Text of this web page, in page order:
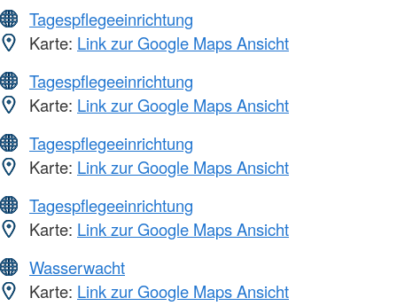
Tagespflegeeinrichtung
Karte: Link zur Google Maps Ansicht
Tagespflegeeinrichtung
Karte: Link zur Google Maps Ansicht
Tagespflegeeinrichtung
Karte: Link zur Google Maps Ansicht
Tagespflegeeinrichtung
Karte: Link zur Google Maps Ansicht
Wasserwacht
Karte: Link zur Google Maps Ansicht